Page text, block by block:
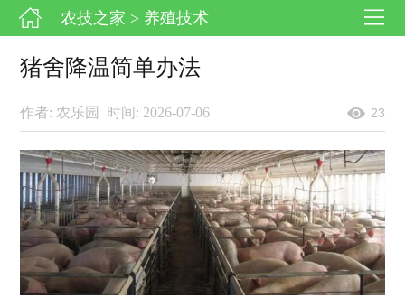
农技之家 > 养殖技术
猪舍降温简单办法
作者: 农乐园 时间: 2026-07-06 23